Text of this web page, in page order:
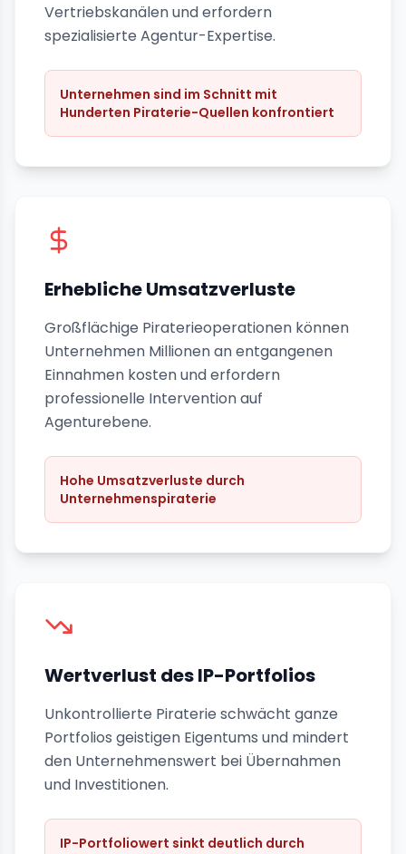
Vertriebskanälen und erfordern
spezialisierte Agentur-Expertise.
Unternehmen sind im Schnitt mit
Hunderten Piraterie-Quellen konfrontiert
Erhebliche Umsatzverluste
Großflächige Piraterieoperationen können
Unternehmen Millionen an entgangenen
Einnahmen kosten und erfordern
professionelle Intervention auf
Agenturebene.
Hohe Umsatzverluste durch
Unternehmenspiraterie
Wertverlust des IP-Portfolios
Unkontrollierte Piraterie schwächt ganze
Portfolios geistigen Eigentums und mindert
den Unternehmenswert bei Übernahmen
und Investitionen.
IP-Portfoliowert sinkt deutlich durch